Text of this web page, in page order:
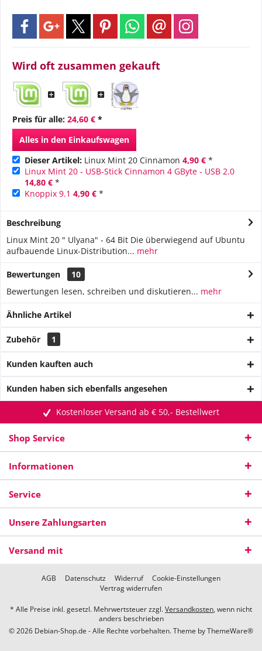
Wird oft zusammen gekauft
Preis für alle: 24,60 € *
Alles in den Einkaufswagen
Dieser Artikel: Linux Mint 20 Cinnamon 4,90 € *
Linux Mint 20 - USB-Stick Cinnamon 4 GByte - USB 2.0
14,80 € *
Knoppix 9.1 4,90 € *
Beschreibung
Linux Mint 20 " Ulyana" - 64 Bit Die überwiegend auf Ubuntu
aufbauende Linux-Distribution... mehr
Bewertungen
10
Bewertungen lesen, schreiben und diskutieren... mehr
Ähnliche Artikel
Zubehör 1
Kunden kauften auch
Kunden haben sich ebenfalls angesehen
Kostenloser Versand ab € 50,- Bestellwert
Shop Service
Informationen
Service
Unsere Zahlungsarten
Versand mit
AGB Datenschutz Widerruf
Cookie-Einstellungen
Vertrag widerrufen
* Alle Preise inkl. gesetzl. Mehrwertsteuer zzgl.Versandkosten, wenn nicht
anders beschrieben
© 2026 Debian-Shop.de - Alle Rechte vorbehalten. Theme byThemeWare®